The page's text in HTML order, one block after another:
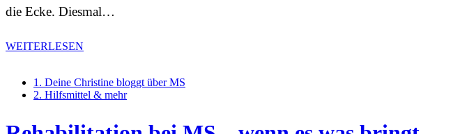
die Ecke. Diesmal…
WEITERLESEN
1. Deine Christine bloggt über MS
2. Hilfsmittel & mehr